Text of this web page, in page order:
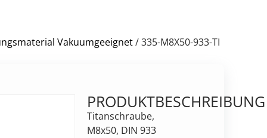
Vakuumgeeignet/ 335-M8X50-933-TI
PRODUKTBESCHREIBUNG
Titanschraube,
M8x50, DIN 933